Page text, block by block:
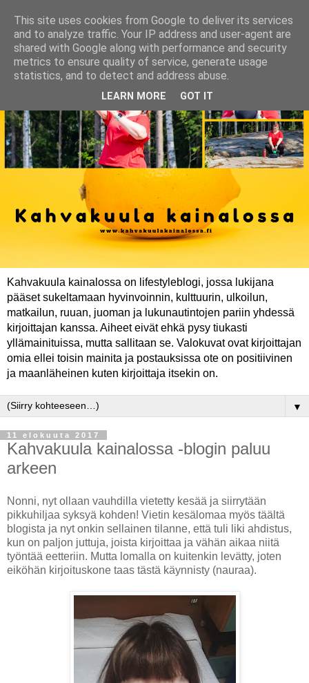
Kahvakuula kainalossa on lifestyleblogi, jossa lukijana
pääset sukeltamaan hyvinvoinnin, kulttuurin, ulkoilun,
matkailun, ruuan, juoman ja lukunautintojen pariin yhdessä
kirjoittajan kanssa. Aiheet eivät ehkä pysy tiukasti
yllämainituissa, mutta sallitaan se. Valokuvat ovat kirjoittajan
omia ellei toisin mainita ja postauksissa ote on positiivinen
ja maanläheinen kuten kirjoittaja itsekin on.
▼
11 elokuuta 2017
Kahvakuula kainalossa -blogin paluu
arkeen
Nonni, nyt ollaan vauhdilla vietetty kesää ja siirrytään
pikkuhiljaa syksyä kohden! Vietin kesälomaa myös täältä
blogista ja nyt onkin sellainen tilanne, että tuli liki ahdistus,
kun on paljon juttuja, joista kirjoittaa ja vähän aikaa niitä
työntää eetteriin. Mutta lomalla on kuitenkin levätty, joten
eiköhän kirjoituskone taas tästä käynnisty (nauraa).
This site uses cookies from Google to deliver its services
and to analyze traffic. Your IP address and user-agent are
shared with Google along with performance and security
metrics to ensure quality of service, generate usage
statistics, and to detect and address abuse.
LEARN MORE GOT IT